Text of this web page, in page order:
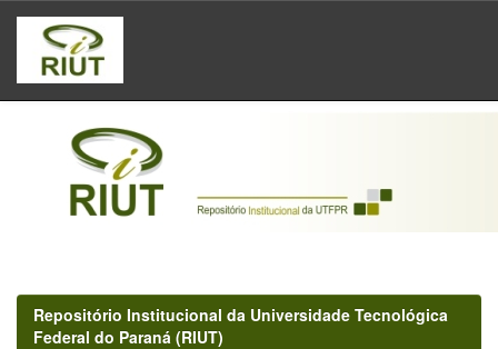
Skip
navigation
Repositório Institucional da Universidade Tecnológica
Federal do Paraná (RIUT)